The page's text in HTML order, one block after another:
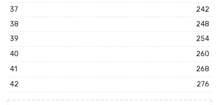
37
242
38
248
39
254
40
260
41
268
42
276